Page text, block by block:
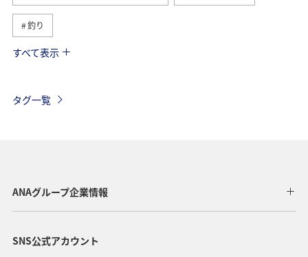
釣り
兵庫県
海 スズキ マアジ アオリイカ 冬
クロダイ
すべて表示
タグ一覧
ANAグループ企業情報
SNS公式アカウント